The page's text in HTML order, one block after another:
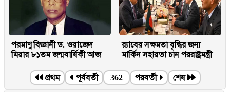
পরমাণু বিজ্ঞানী ড. ওয়াজেদ
মিয়ার ৮১তম জন্মবার্ষিকী আজ
র‌্যাবের সক্ষমতা বৃদ্ধির জন্য
মার্কিন সহায়তা চান পররাষ্ট্রমন্ত্রী
প্রথম পূর্ববর্তী 362 পরবর্তী শেষ